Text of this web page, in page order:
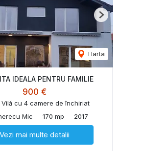
Harta
Next
IDEALA PENTRU FAMILIE
900 €
cu 4 camere de închiriat
Mic
170 mp 2017
Vezi mai multe detalii